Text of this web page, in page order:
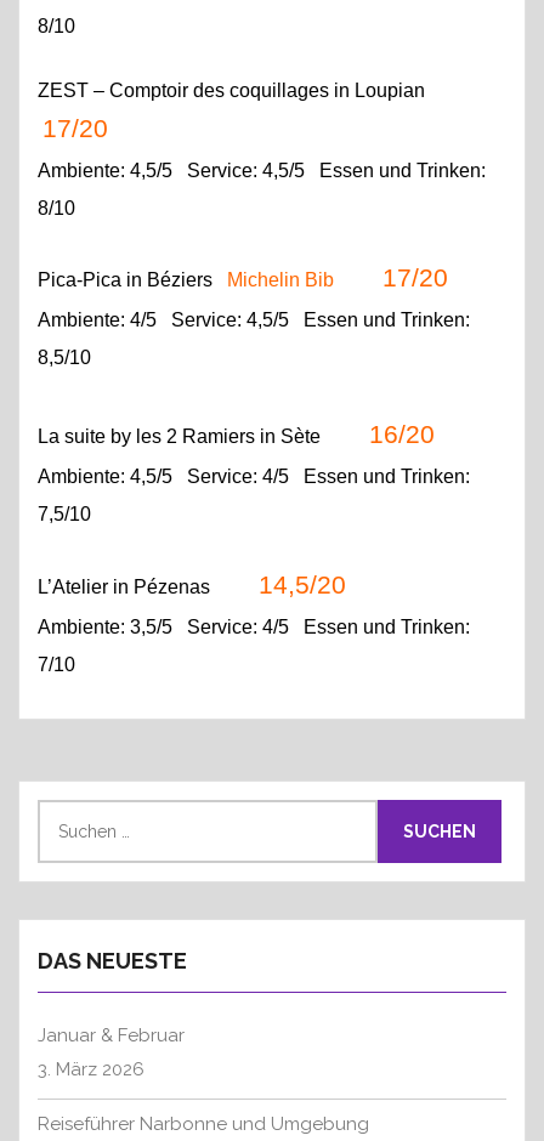
8/10
ZEST – Comptoir des coquillages in Loupian
17/20
Ambiente: 4,5/5 Service: 4,5/5 Essen und Trinken:
8/10
Pica-Pica in Béziers Michelin Bib 17/20
Ambiente: 4/5 Service: 4,5/5 Essen und Trinken:
8,5/10
La suite by les 2 Ramiers in Sète 16/20
Ambiente: 4,5/5 Service: 4/5 Essen und Trinken:
7,5/10
L’Atelier in Pézenas 14,5/20
Ambiente: 3,5/5 Service: 4/5 Essen und Trinken:
7/10
n
n
a
:
DAS NEUESTE
Januar & Februar
3. März 2026
Reiseführer Narbonne und Umgebung